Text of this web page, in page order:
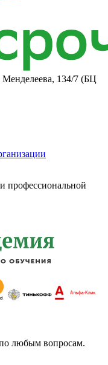
Менделеева, 134/7 (БЦ
профессиональной
любым вопросам.